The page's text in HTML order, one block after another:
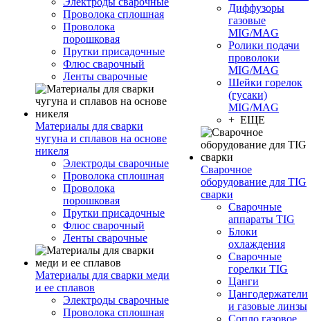
Проволока сплошная
Проволока
порошковая
Прутки присадочные
Флюс сварочный
Ленты сварочные
Материалы для сварки
чугуна и сплавов на основе
никеля
Электроды сварочные
Проволока сплошная
Проволока
порошковая
Прутки присадочные
Флюс сварочный
Ленты сварочные
Материалы для сварки меди
и ее сплавов
Электроды сварочные
Проволока сплошная
Диффузоры
газовые
MIG/MAG
Ролики подачи
проволоки
MIG/MAG
Шейки горелок
(гусаки)
MIG/MAG
+ ЕЩЕ
Сварочное
оборудование для TIG
сварки
Сварочные
аппараты TIG
Блоки
охлаждения
Сварочные
горелки TIG
Цанги
Цангодержатели
и газовые линзы
Сопло газовое